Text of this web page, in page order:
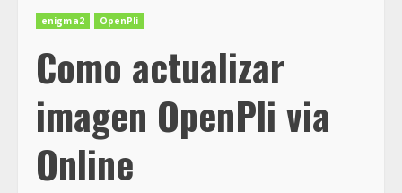
enigma2 OpenPli
Como actualizar
imagen OpenPli via
Online